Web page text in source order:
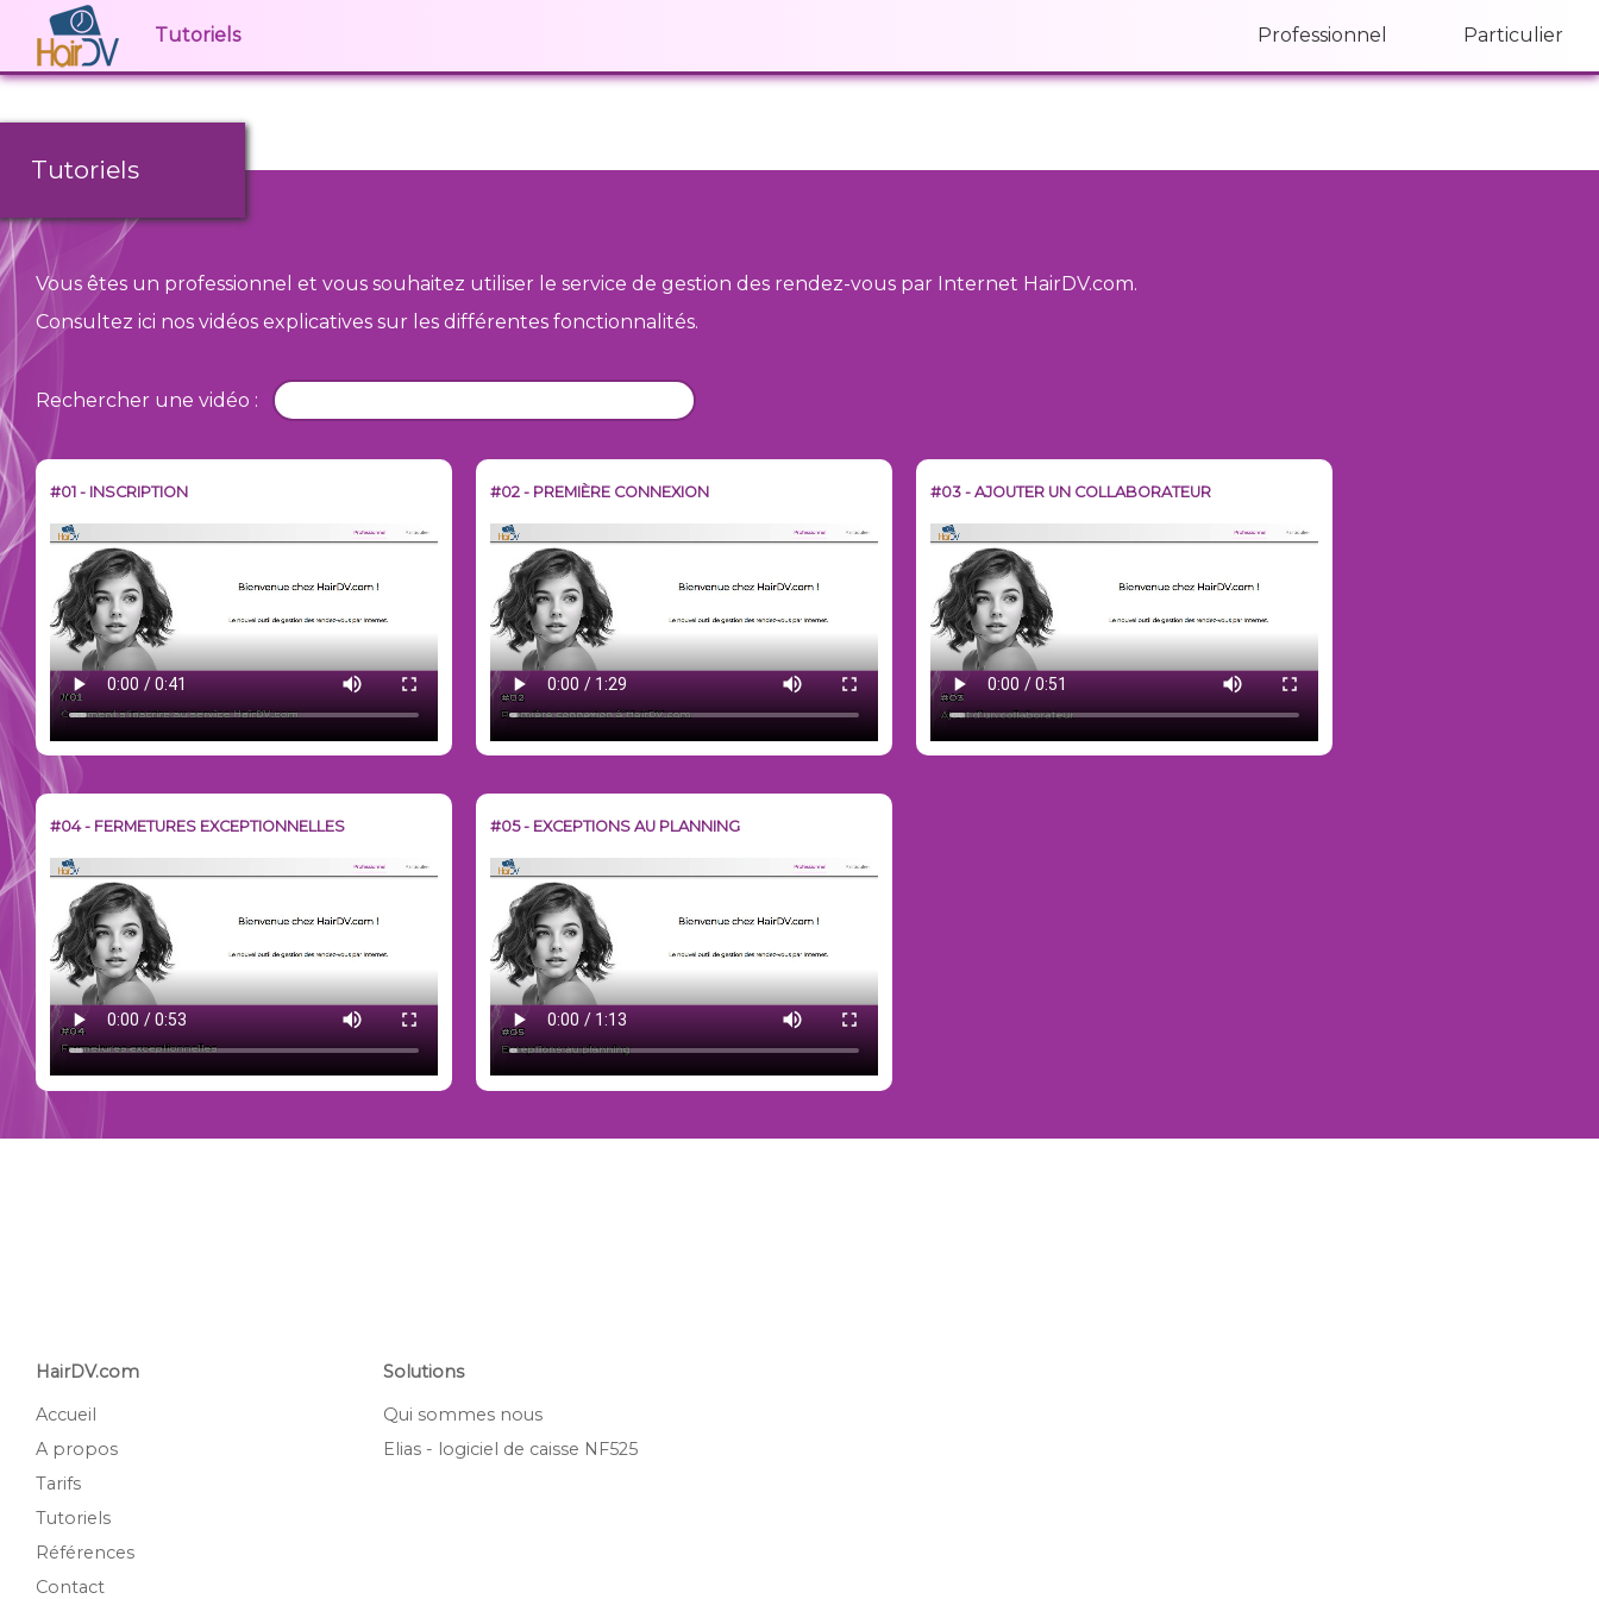
Tutoriels Professionnel Particulier
Tutoriels
Vous êtes un professionnel et vous souhaitez utiliser le service de gestion des rendez-vous par Internet HairDV.com.
Consultez ici nos vidéos explicatives sur les différentes fonctionnalités.
Rechercher une vidéo :
#01 - INSCRIPTION #02 - PREMIÈRE CONNEXION #03 - AJOUTER UN COLLABORATEUR
#04 - FERMETURES EXCEPTIONNELLES #05 - EXCEPTIONS AU PLANNING
HairDV.com
Accueil
A propos
Tarifs
Tutoriels
Références
Contact
Solutions
Qui sommes nous
Elias - logiciel de caisse NF525